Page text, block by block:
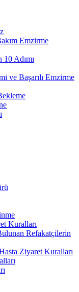
Emzirme
10 Adımı
ve Başarılı Emzirme
Kuralları
Refakatçilerin
Ziyaret Kuralları